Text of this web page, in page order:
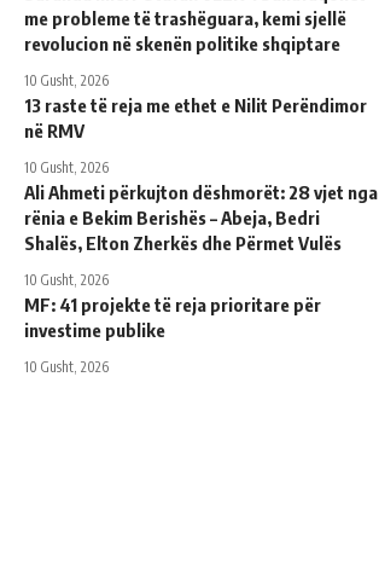
me probleme të trashëguara, kemi sjellë
revolucion në skenën politike shqiptare
10 Gusht, 2026
13 raste të reja me ethet e Nilit Perëndimor
në RMV
10 Gusht, 2026
Ali Ahmeti përkujton dëshmorët: 28 vjet nga
rënia e Bekim Berishës – Abeja, Bedri
Shalës, Elton Zherkës dhe Përmet Vulës
10 Gusht, 2026
MF: 41 projekte të reja prioritare për
investime publike
10 Gusht, 2026